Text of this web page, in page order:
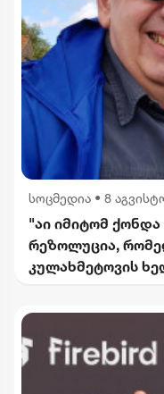
სოცმედია • 8
"აი იმიტომ
რეზოლუცია,
კულახმეტოვის